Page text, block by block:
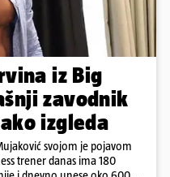
iz Big
zavodnik
izgleda
svojom je pojavom
trener danas ima 180